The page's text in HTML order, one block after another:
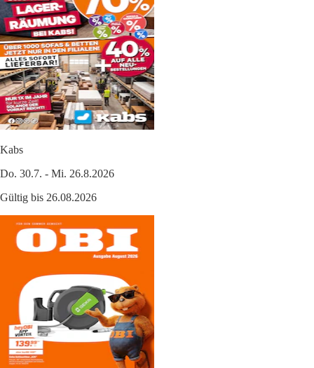
Kabs
Do. 30.7. - Mi. 26.8.2026
Gültig bis 26.08.2026